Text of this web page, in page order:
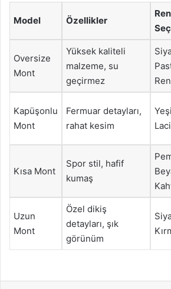
Model Özellikler
Oversize
Mont
Yüksek kaliteli
malzeme, su
geçirmez
Kapüşonlu
Mont
Fermuar detayları,
rahat kesim
Kısa Mont
Spor stil, hafif
kumaş
Uzun
Mont
Özel dikiş
detayları, şık
görünüm